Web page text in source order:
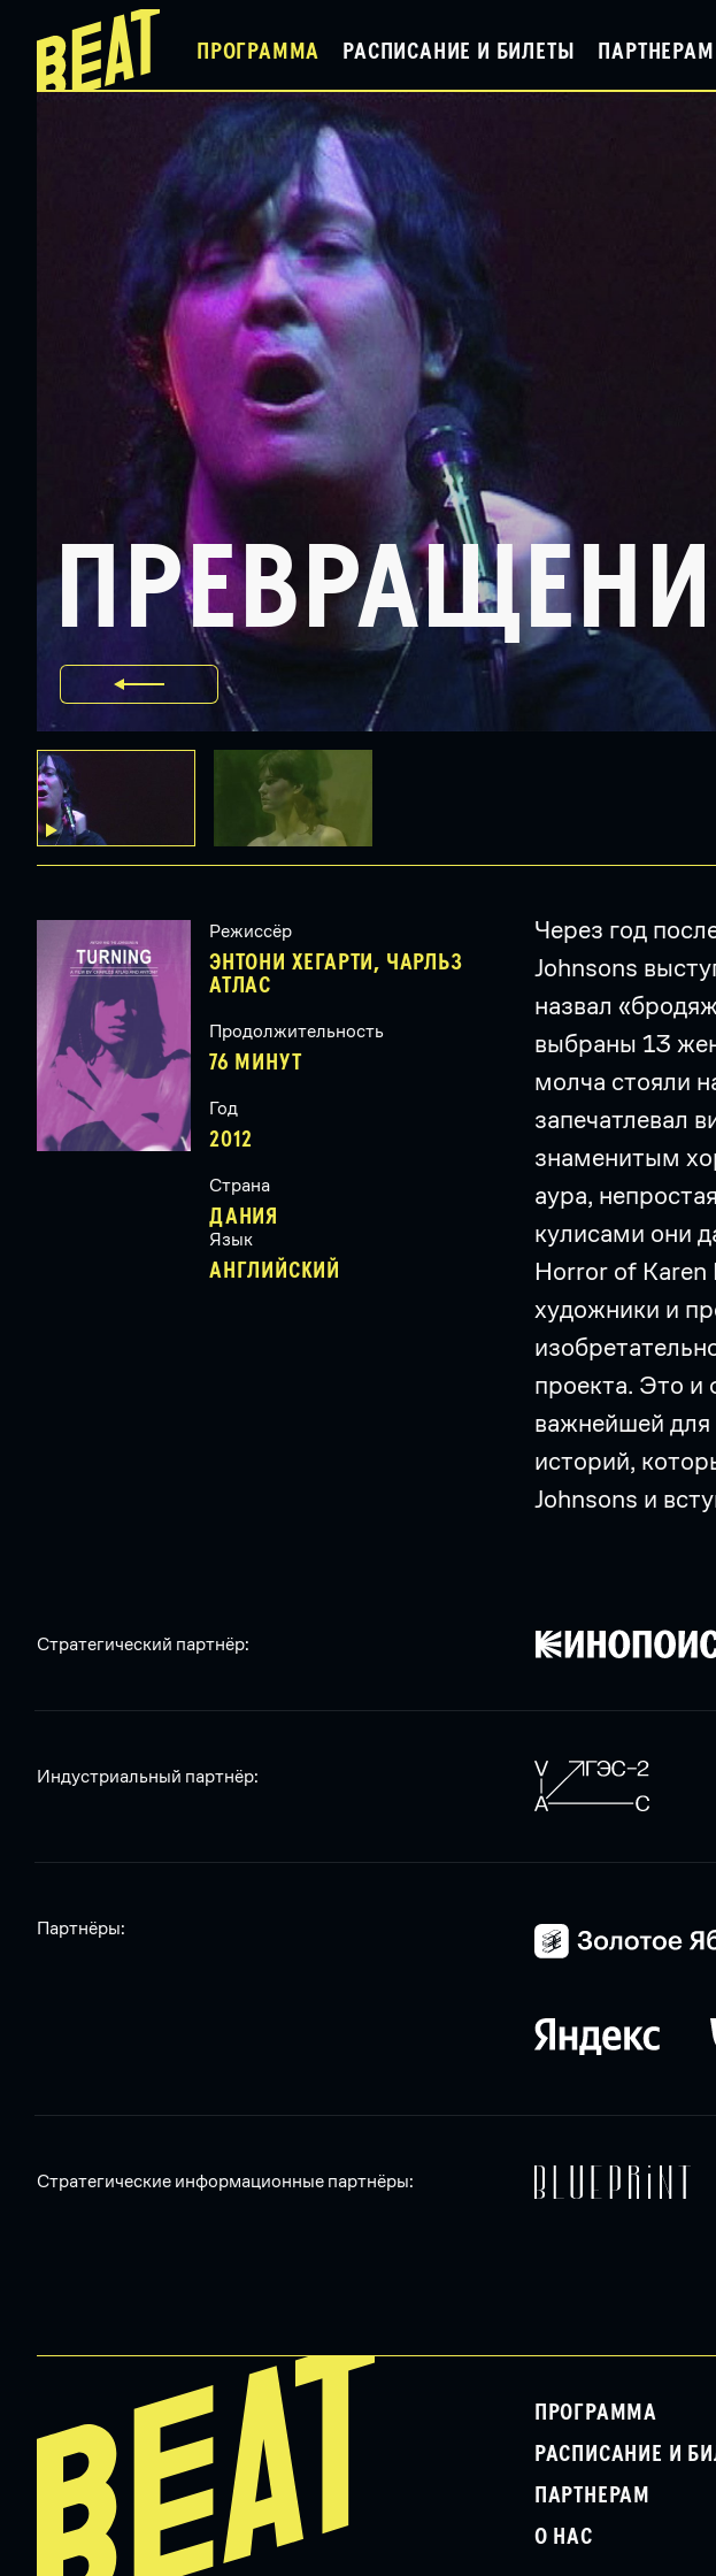
ПРОГРАММА РАСПИСАНИЕ И БИЛЕТЫ ПАРТНЕРАМ
Режиссёр
ЭНТОНИ ХЕГАРТИ, ЧАРЛЬЗ
АТЛАС
Продолжительность
76 МИНУТ
Год
2012
Страна
ДАНИЯ
Язык
АНГЛИЙСКИЙ
Через год
Johnsons
назвал
выбраны 13
молча стояли
запечатлевал
знаменитым
аура,
кулисами они
Horror of Karen
художники и
проекта. Это
важнейшей для
историй,
Johnsons и
Стратегический партнёр:
Индустриальный партнёр:
Партнёры:
Стратегические информационные партнёры:
ПРОГРАММА
РАСПИСАНИЕ И
ПАРТНЕРАМ
О НАС